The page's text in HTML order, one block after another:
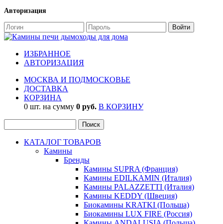
Авторизация
ИЗБРАННОЕ
АВТОРИЗАЦИЯ
МОСКВА И ПОДМОСКОВЬЕ
ДОСТАВКА
КОРЗИНА
0 шт. на сумму 0 руб. В КОРЗИНУ
КАТАЛОГ ТОВАРОВ
Камины
Бренды
Камины SUPRA (Франция)
Камины EDILKAMIN (Италия)
Камины PALAZZETTI (Италия)
Камины KEDDY (Швеция)
Биокамины KRATKI (Польша)
Биокамины LUX FIRE (Россия)